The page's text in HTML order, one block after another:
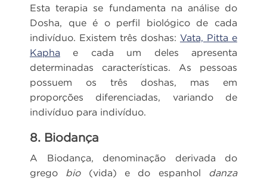
Esta terapia se fundamenta na análise do
Dosha, que é o perfil biológico de cada
indivíduo. Existem três doshas: Vata, Pitta e
Kapha e cada um deles apresenta
determinadas características. As pessoas
possuem os três doshas, mas em
proporções diferenciadas, variando de
indivíduo para indivíduo.
8. Biodança
A Biodança, denominação derivada do
grego bio(vida) e do espanhol danza